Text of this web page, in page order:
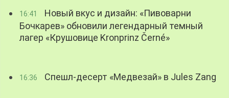
16:41
Новый вкус и дизайн: «Пивоварни
Бочкарев» обновили легендарный темный
лагер «Крушовице Kronprinz Černé»
16:36 Спешл-десерт «Медвезай» в Jules Zang